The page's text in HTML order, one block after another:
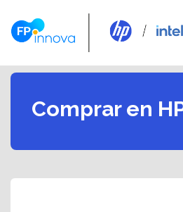
Comprar en